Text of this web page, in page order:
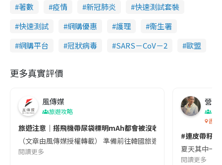
著數 疫情 新冠肺炎
快速測試套裝
快速測試
網購優惠 護理
衞生署
網購平台
冠狀病毒 SARS－CoV－2 歐盟
更多真實評價
風傳媒
旅遊攻略
旅遊注意｜搭飛機帶尿袋標明mAh都會被沒收😱出發前切記檢查
（文章由風傳媒授權轉載） 準備前往韓國旅遊的民眾，近期要
閱讀更多
營養
香港
#連皮帶籽
夏天其中一
閱讀更多